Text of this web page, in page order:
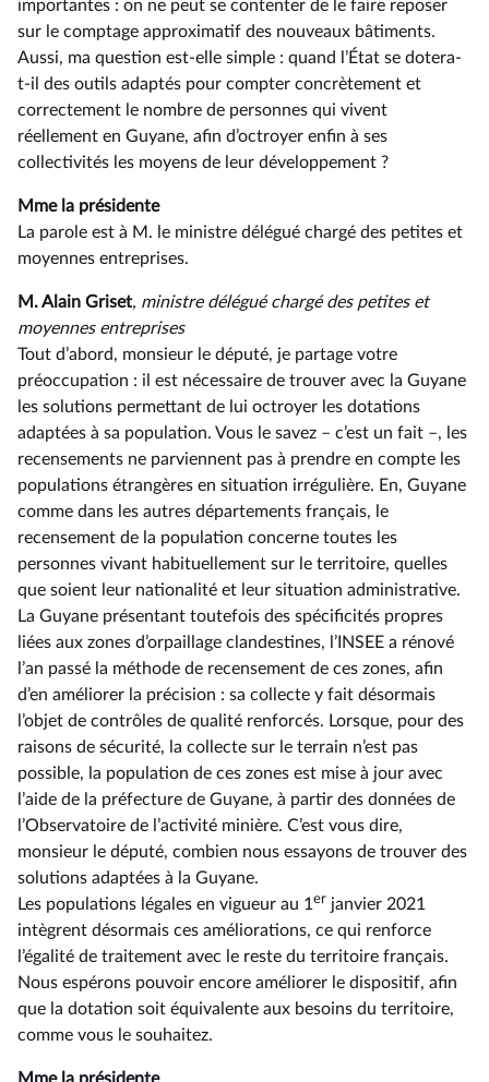
importantes : on ne peut se contenter de le faire reposer
sur le comptage approximatif des nouveaux bâtiments.
Aussi, ma question est-elle simple : quand l’État se dotera-
t-il des outils adaptés pour compter concrètement et
correctement le nombre de personnes qui vivent
réellement en Guyane, afin d’octroyer enfin à ses
collectivités les moyens de leur développement ?
Mme la présidente
La parole est à M. le ministre délégué chargé des petites et
moyennes entreprises.
M. Alain Griset, ministre délégué chargé des petites et
moyennes entreprises
Tout d’abord, monsieur le député, je partage votre
préoccupation : il est nécessaire de trouver avec la Guyane
les solutions permettant de lui octroyer les dotations
adaptées à sa population. Vous le savez –⁠ c’est un fait –, les
recensements ne parviennent pas à prendre en compte les
populations étrangères en situation irrégulière. En, Guyane
comme dans les autres départements français, le
recensement de la population concerne toutes les
personnes vivant habituellement sur le territoire, quelles
que soient leur nationalité et leur situation administrative.
La Guyane présentant toutefois des spécificités propres
liées aux zones d’orpaillage clandestines, l’INSEE a rénové
l’an passé la méthode de recensement de ces zones, afin
d’en améliorer la précision : sa collecte y fait désormais
l’objet de contrôles de qualité renforcés. Lorsque, pour des
raisons de sécurité, la collecte sur le terrain n’est pas
possible, la population de ces zones est mise à jour avec
l’aide de la préfecture de Guyane, à partir des données de
l’Observatoire de l’activité minière. C’est vous dire,
monsieur le député, combien nous essayons de trouver des
solutions adaptées à la Guyane.
Les populations légales en vigueur au 1 er janvier 2021
intègrent désormais ces améliorations, ce qui renforce
l’égalité de traitement avec le reste du territoire français.
Nous espérons pouvoir encore améliorer le dispositif, afin
que la dotation soit équivalente aux besoins du territoire,
comme vous le souhaitez.